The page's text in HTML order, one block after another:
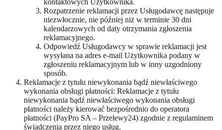
kontaktowych Użytkownika.
Rozpatrzenie reklamacji przez Usługodawcę następuje
niezwłocznie, nie później niż w terminie 30 dni
kalendarzowych od daty otrzymania zgłoszenia
reklamacyjnego.
Odpowiedź Usługodawcy w sprawie reklamacji jest
wysyłana na adres e-mail Użytkownika podany w
zgłoszeniu reklamacyjnym lub w inny uzgodniony
sposób.
Reklamacje z tytułu niewykonania bądź niewłaściwego
wykonania obsługi płatności: Reklamacje z tytułu
niewykonania bądź niewłaściwego wykonania obsługi
płatności należy kierować bezpośrednio do operatora
płatności (PayPro SA – Przelewy24) zgodnie z regulaminem
świadczenia przez niego usług.